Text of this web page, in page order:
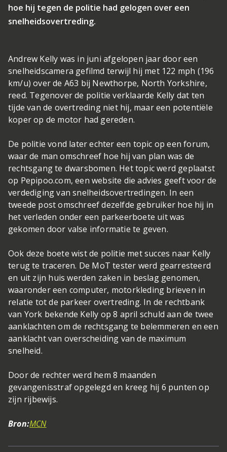
hoe hij tegen de politie had gelogen over een
snelheidsovertreding.
Andrew Kelly was in juni afgelopen jaar door een
snelheidscamera gefilmd terwijl hij met 122 mph (196
km/u) over de A63 bij Newthorpe, North Yorkshire,
reed. Tegenover de politie verklaarde Kelly dat ten
tijde van de overtreding niet hij, maar een potentiële
koper op de motor had gereden.
De politie vond later echter een topic op een forum,
waar de man omschreef hoe hij van plan was de
rechtsgang te dwarsbomen. Het topic werd geplaatst
op Pepipoo.com, een website die advies geeft voor de
verdediging van snelheidsovertredingen. In een
tweede post omschreef dezelfde gebruiker hoe hij in
het verleden onder een parkeerboete uit was
gekomen door valse informatie te geven.
Ook deze boete wist de politie met succes naar Kelly
terug te traceren. De MoT tester werd gearresteerd
en uit zijn huis werden zaken in beslag genomen,
waaronder een computer, motorkleding brieven in
relatie tot de parkeer overtreding. In de rechtbank
van York bekende Kelly op 8 april schuld aan de twee
aanklachten om de rechtsgang te belemmeren en een
aanklacht van overscheiding van de maximum
snelheid.
Door de rechter werd hem 8 maanden
gevangenisstraf opgelegd en kreeg hij 6 punten op
zijn rijbewijs.
Bron:MCN